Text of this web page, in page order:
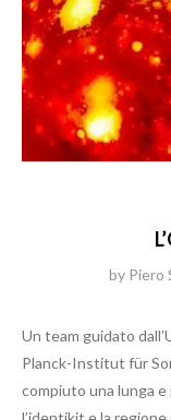
by Piero
Un team guidato
Planck-Institut für
compiuto una lunga